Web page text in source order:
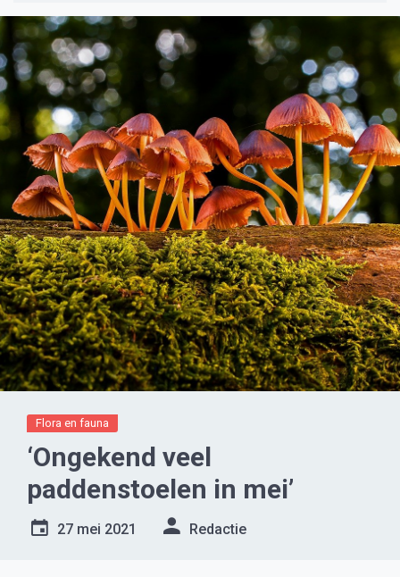
Flora en fauna
‘Ongekend veel
paddenstoelen in mei’
27 mei 2021 Redactie